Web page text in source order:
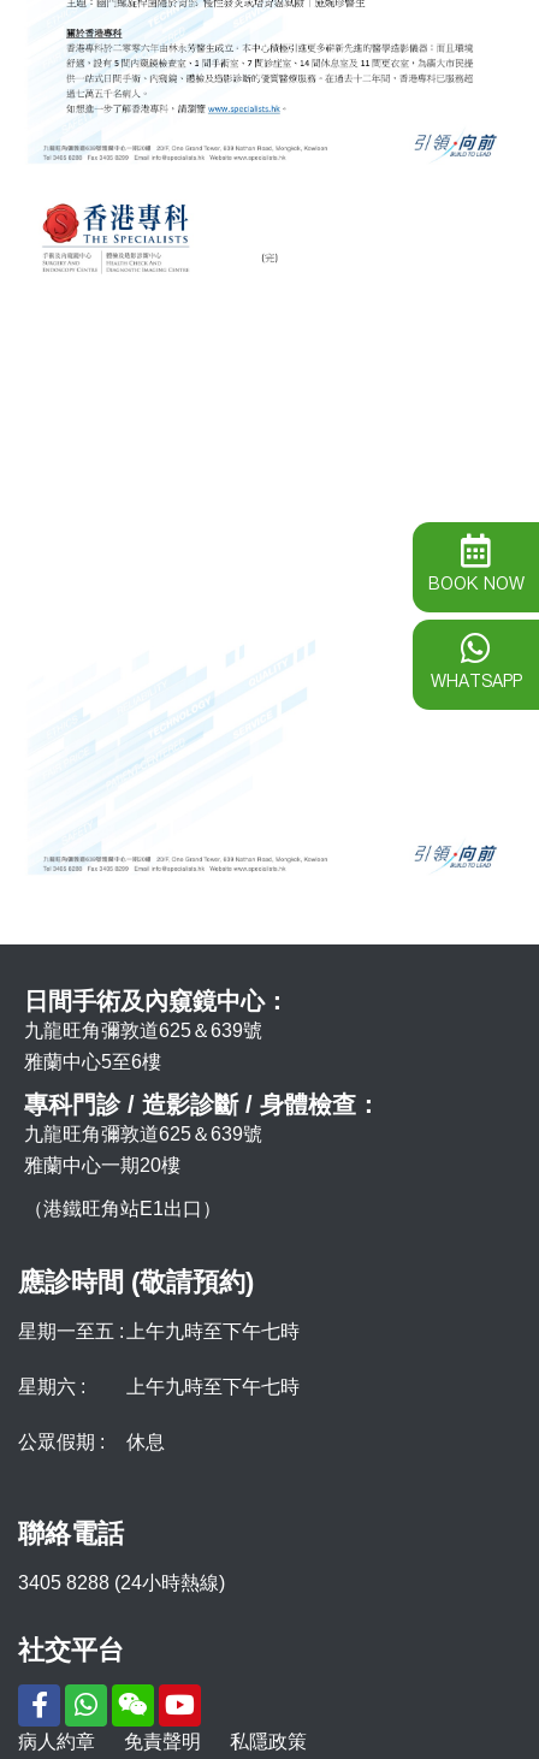
日間手術及內窺鏡中心：
九龍旺角彌敦道625＆639號
雅蘭中心5至6樓
專科門診 / 造影診斷 / 身體檢查：
九龍旺角彌敦道625＆639號
雅蘭中心一期20樓
（港鐵旺角站E1出口）
應診時間 (敬請預約)
星期一至五 : 上午九時至下午七時
星期六 : 上午九時至下午七時
公眾假期 : 休息
聯絡電話
3405 8288 (24小時熱線)
社交平台
病人約章 免責聲明 私隱政策
BOOK NOW
WHATSAPP